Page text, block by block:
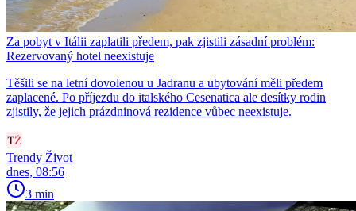
Za pobyt v Itálii zaplatili předem, pak zjistili zásadní problém:
Rezervovaný hotel neexistuje
Těšili se na letní dovolenou u Jadranu a ubytování měli předem
zaplacené. Po příjezdu do italského Cesenatica ale desítky rodin
zjistily, že jejich prázdninová rezidence vůbec neexistuje.
Trendy Život
dnes, 08:56
3 min